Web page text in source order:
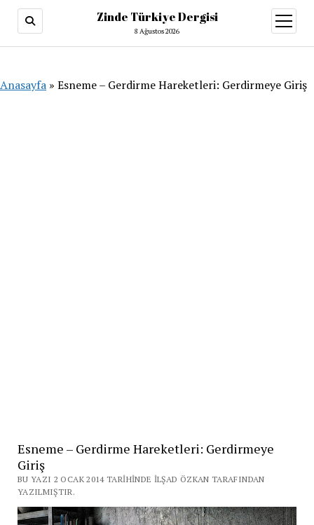
Zinde Türkiye Dergisi
8 Ağustos 2026
aç
Anasayfa » Esneme – Gerdirme Hareketleri: Gerdirmeye Giriş
Esneme – Gerdirme Hareketleri: Gerdirmeye
Giriş
BU YAZI 2 OCAK 2014 TARIHINDE İLŞAD ÖZKAN TARAFINDAN
YAZILMIŞTIR.